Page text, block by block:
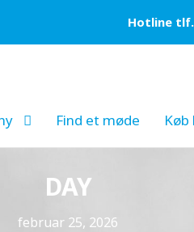
Hotline tlf.
Find et møde
DAY
februar 25, 2026